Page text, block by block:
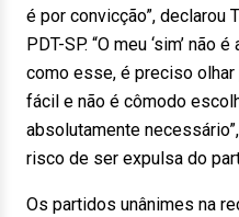
é por convicção”, declarou
PDT-SP. “O meu ‘sim’ não
como esse, é preciso
fácil e não é cômodo
absolutamente
risco de ser expulsa do
Os partidos unânimes na